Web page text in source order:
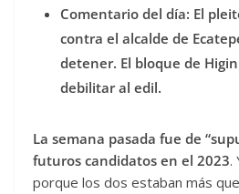
Comentario del día: El
contra el alcalde de
detener. El bloque de
debilitar al edil.
La semana pasada fue de
futuros candidatos en el 2023.
porque los dos estaban más